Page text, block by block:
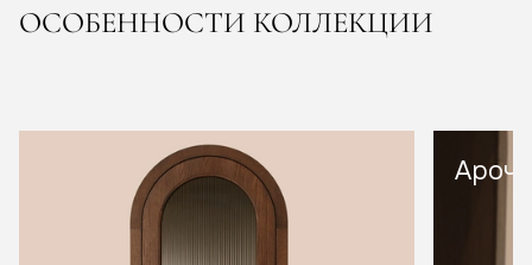
ОСОБЕННОСТИ КОЛЛЕКЦИИ